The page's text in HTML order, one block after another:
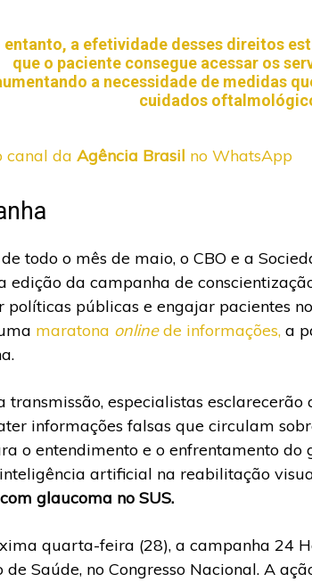
entanto, a efetividade desses direitos
que o paciente consegue acessar os
a necessidade de medidas
cuidados
canal da Agência Brasil no WhatsApp
todo o mês de maio, o CBO e a
edição da campanha de
políticas públicas e engajar pacientes
maratona onlinede informações, a
transmissão, especialistas
informações falsas que circulam
o entendimento e o enfrentamento
artificial na reabilitação
glaucoma no SUS.
quarta-feira (28), a campanha 24
de Saúde, no Congresso Nacional. A